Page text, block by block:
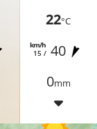
22°C
15 /
km/h 40
0mm